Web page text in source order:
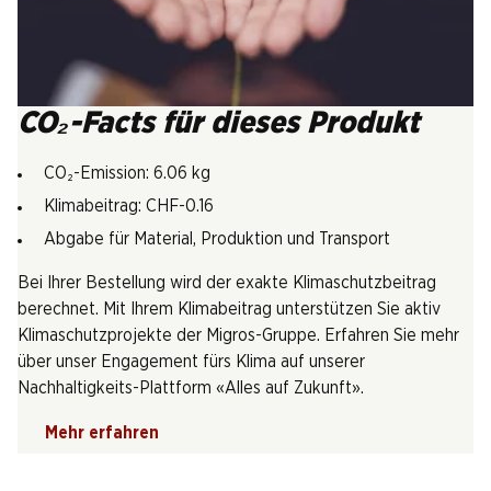
CO₂-Facts für dieses Produkt
CO₂-Emission: 6.06 kg
Klimabeitrag: CHF-0.16
Abgabe für Material, Produktion und Transport
Bei Ihrer Bestellung wird der exakte Klimaschutzbeitrag
berechnet. Mit Ihrem Klimabeitrag unterstützen Sie aktiv
Klimaschutzprojekte der Migros-Gruppe. Erfahren Sie mehr
über unser Engagement fürs Klima auf unserer
Nachhaltigkeits-Plattform «Alles auf Zukunft».
Mehr erfahren